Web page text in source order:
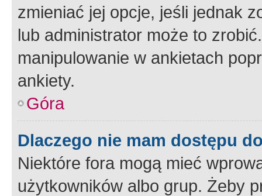
zmieniać jej opcje, jeśli jednak
lub administrator może to
manipulowanie w ankietach
ankiety.
Góra
Dlaczego nie mam dostępu
Niektóre fora mogą mieć
użytkowników albo grup. Żeby